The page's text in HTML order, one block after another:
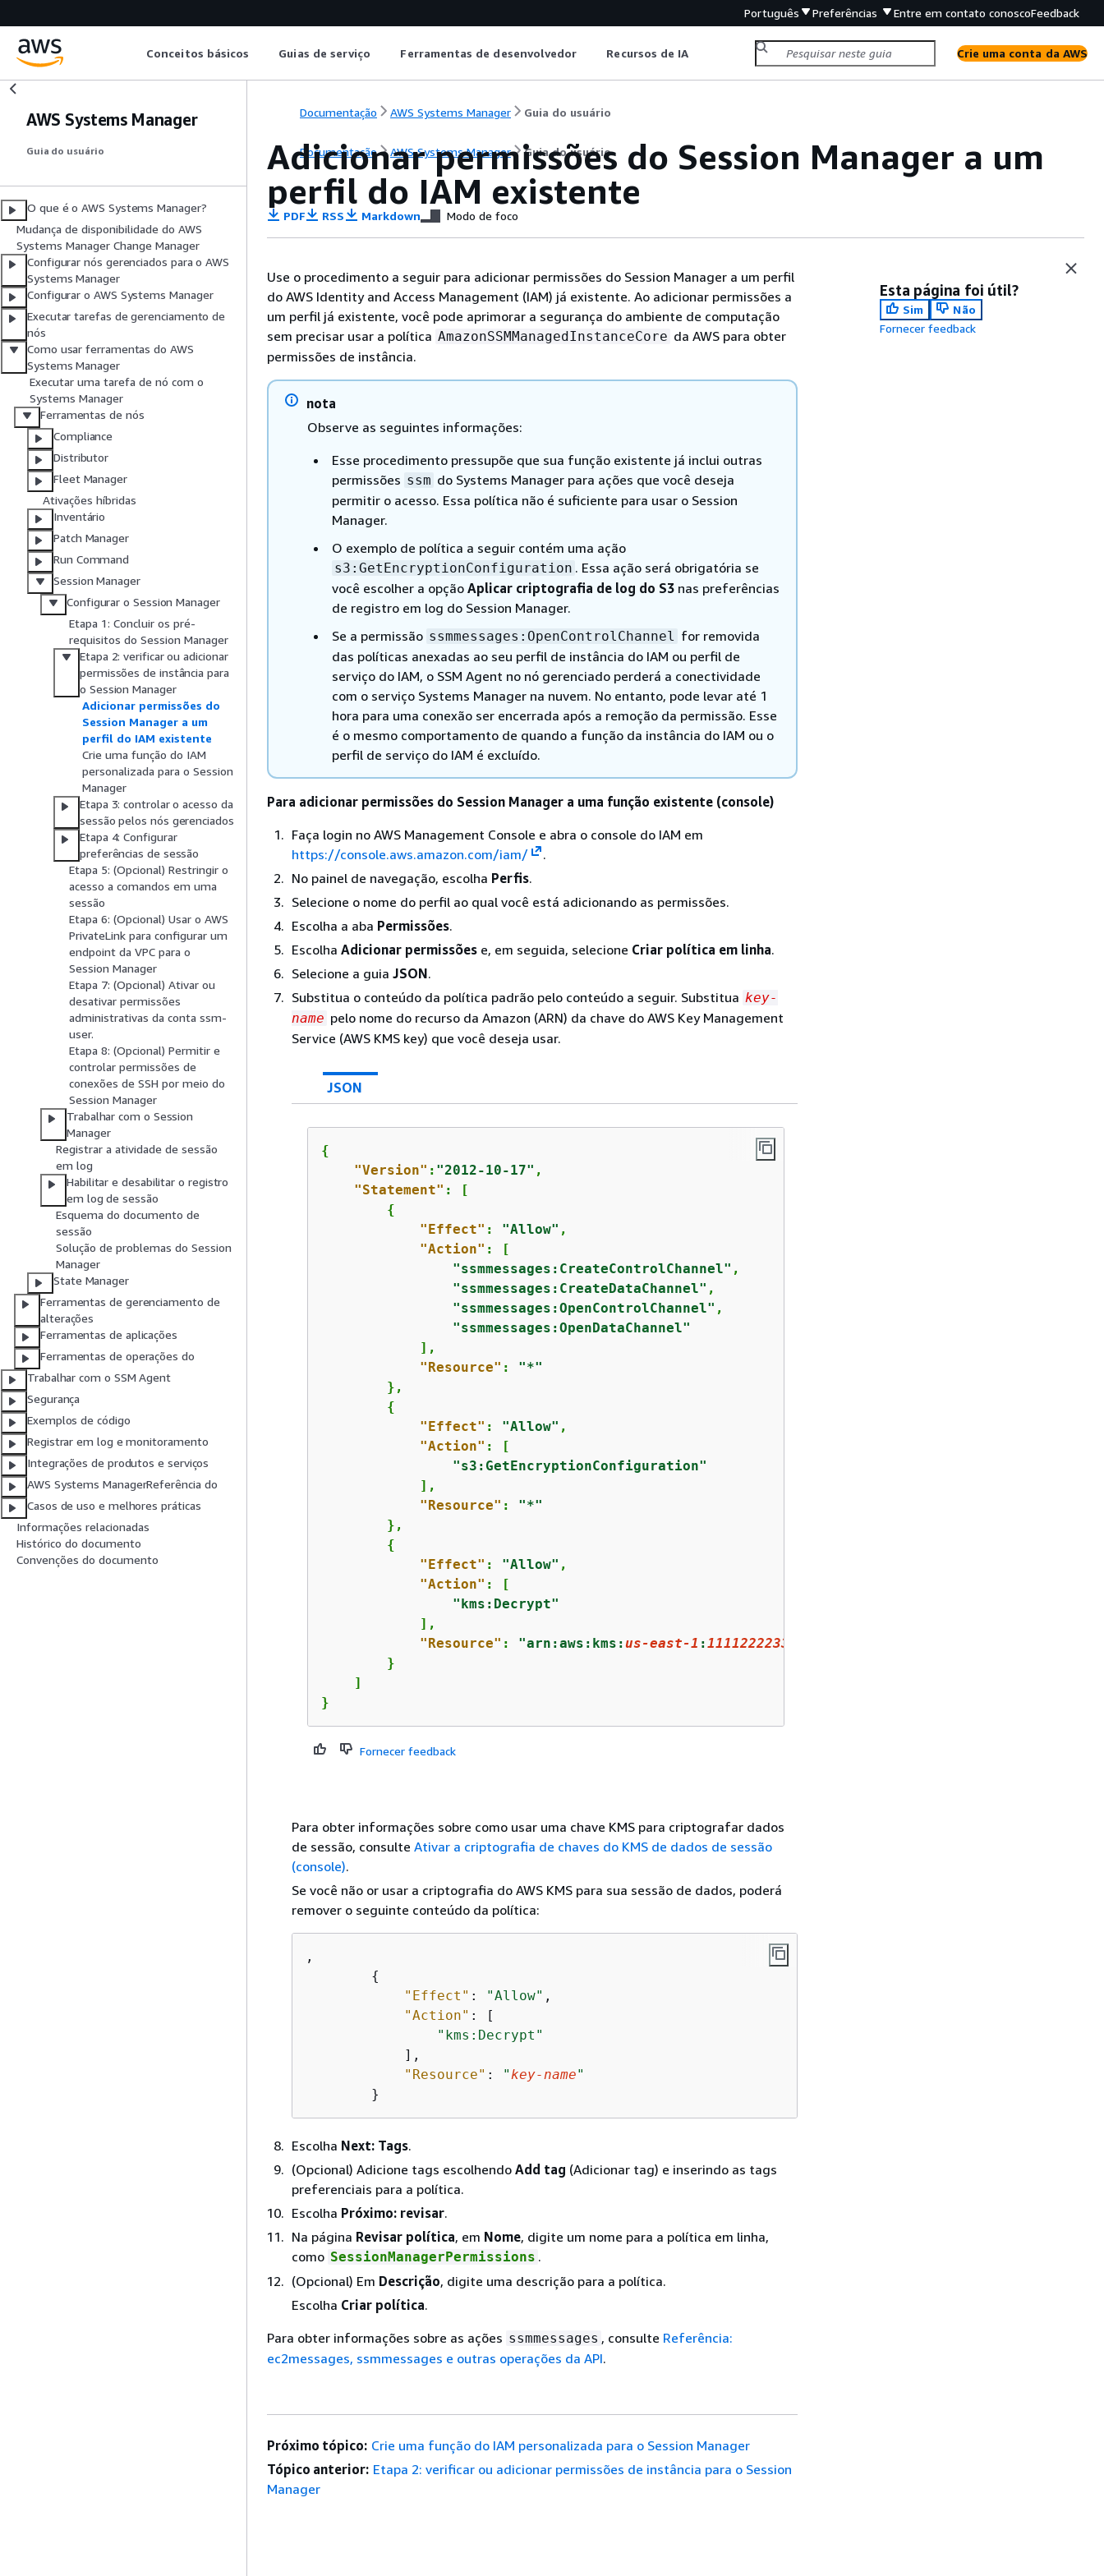
Português Preferências Entre em contato conoscoFeedback
Conceitos básicos Guias de serviço Ferramentas de desenvolvedor Recursos de IA Crie uma conta da AWS
AWS Systems Manager
Guia do usuário
O que é o AWS Systems Manager?
Mudança de disponibilidade do AWS
Systems Manager Change Manager
Configurar nós gerenciados para o AWS
Systems Manager
Configurar o AWS Systems Manager
Executar tarefas de gerenciamento de
nós
Como usar ferramentas do AWS
Systems Manager
Executar uma tarefa de nó com o
Systems Manager
Ferramentas de nós
Compliance
Distributor
Fleet Manager
Ativações híbridas
Inventário
Patch Manager
Run Command
Session Manager
Configurar o Session Manager
Etapa 1: Concluir os pré-
requisitos do Session Manager
Etapa 2: verificar ou adicionar
permissões de instância para
o Session Manager
Adicionar permissões do
Session Manager a um
perfil do IAM existente
Crie uma função do IAM
personalizada para o Session
Manager
Etapa 3: controlar o acesso da
sessão pelos nós gerenciados
Etapa 4: Configurar
preferências de sessão
Etapa 5: (Opcional) Restringir o
acesso a comandos em uma
sessão
Etapa 6: (Opcional) Usar o AWS
PrivateLink para configurar um
endpoint da VPC para o
Session Manager
Etapa 7: (Opcional) Ativar ou
desativar permissões
administrativas da conta ssm-
user.
Etapa 8: (Opcional) Permitir e
controlar permissões de
conexões de SSH por meio do
Session Manager
Trabalhar com o Session
Manager
Registrar a atividade de sessão
em log
Habilitar e desabilitar o registro
em log de sessão
Esquema do documento de
sessão
Solução de problemas do Session
Manager
State Manager
Ferramentas de gerenciamento de
alterações
Ferramentas de aplicações
Ferramentas de operações do
Trabalhar com o SSM Agent
Segurança
Exemplos de código
Registrar em log e monitoramento
Integrações de produtos e serviços
AWS Systems ManagerReferência do
Casos de uso e melhores práticas
Informações relacionadas
Histórico do documento
Convenções do documento
Documentação AWS Systems Manager Guia do usuário
Documentação AWS Systems Manager Guia do usuário
Adicionar permissões do Session Manager a um
perfil do IAM existente
PDF RSS Markdown Modo de foco
Use o procedimento a seguir para adicionar permissões do Session Manager a um perfil
do AWS Identity and Access Management (IAM) já existente. Ao adicionar permissões a
um perfil já existente, você pode aprimorar a segurança do ambiente de computação
sem precisar usar a política AmazonSSMManagedInstanceCore da AWS para obter
permissões de instância.
nota
Observe as seguintes informações:
Esse procedimento pressupõe que sua função existente já inclui outras
permissões ssm do Systems Manager para ações que você deseja
permitir o acesso. Essa política não é suficiente para usar o Session
Manager.
O exemplo de política a seguir contém uma ação
s3:GetEncryptionConfiguration . Essa ação será obrigatória se
você escolher a opção Aplicar criptografia de log do S3 nas preferências
de registro em log do Session Manager.
Se a permissão ssmmessages:OpenControlChannel for removida
das políticas anexadas ao seu perfil de instância do IAM ou perfil de
serviço do IAM, o SSM Agent no nó gerenciado perderá a conectividade
com o serviço Systems Manager na nuvem. No entanto, pode levar até 1
hora para uma conexão ser encerrada após a remoção da permissão. Esse
é o mesmo comportamento de quando a função da instância do IAM ou o
perfil de serviço do IAM é excluído.
Para adicionar permissões do Session Manager a uma função existente (console)
Faça login no AWS Management Console e abra o console do IAM em
https://console.aws.amazon.com/iam/
.
No painel de navegação, escolha Perfis.
Selecione o nome do perfil ao qual você está adicionando as permissões.
Escolha a aba Permissões.
Escolha Adicionar permissões e, em seguida, selecione Criar política em linha.
Selecione a guia JSON.
Substitua o conteúdo da política padrão pelo conteúdo a seguir. Substitua key-
name pelo nome do recurso da Amazon (ARN) da chave do AWS Key Management
Service (AWS KMS key) que você deseja usar.
JSON
{
"Version" : "2012-10-17" ,
"Statement" : [
{
"Effect" : "Allow" ,
"Action" : [
"ssmmessages:CreateControlChannel" ,
"ssmmessages:CreateDataChannel" ,
"ssmmessages:OpenControlChannel" ,
"ssmmessages:OpenDataChannel"
            ],
"Resource" : "*"
        },
{
"Effect" : "Allow" ,
"Action" : [
"s3:GetEncryptionConfiguration"
            ],
"Resource" : "*"
        },
{
"Effect" : "Allow" ,
"Action" : [
"kms:Decrypt"
            ],
"Resource" : "arn:aws:kms:us-east-1 :111122223333
        }
    ]
}
Fornecer feedback
Para obter informações sobre como usar uma chave KMS para criptografar dados
de sessão, consulte Ativar a criptografia de chaves do KMS de dados de sessão
(console).
Se você não or usar a criptografia do AWS KMS para sua sessão de dados, poderá
remover o seguinte conteúdo da política:
,
{
"Effect" : "Allow" ,
"Action" : [
"kms:Decrypt"
            ],
"Resource" : "key-name"
        }
Escolha Next: Tags.
(Opcional) Adicione tags escolhendo Add tag (Adicionar tag) e inserindo as tags
preferenciais para a política.
Escolha Próximo: revisar.
Na página Revisar política, em Nome, digite um nome para a política em linha,
como SessionManagerPermissions .
(Opcional) Em Descrição, digite uma descrição para a política.
Escolha Criar política.
Para obter informações sobre as ações ssmmessages , consulte Referência:
ec2messages, ssmmessages e outras operações da API.
Esta página foi útil?
Sim
Não
Fornecer feedback
Próximo tópico: Crie uma função do IAM personalizada para o Session Manager
Tópico anterior: Etapa 2: verificar ou adicionar permissões de instância para o Session
Manager